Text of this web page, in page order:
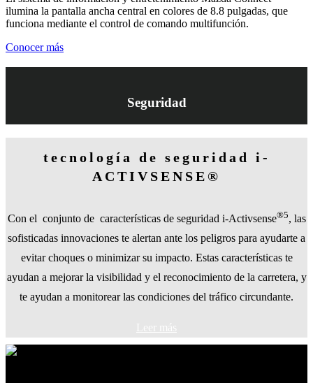
ilumina la pantalla ancha central en colores de 8.8 pulgadas, que
funciona mediante el control de comando multifunción.
Conocer más
Seguridad
tecnología de seguridad i -
ACTIVSENSE®
Con el conjunto decaracterísticas de seguridad i-Activsense®5, las
sofisticadas innovaciones te alertan ante los peligros para ayudarte a
evitar choques o minimizar su impacto. Estas características te
ayudan a mejorar la visibilidad y el reconocimiento de la carretera, y
te ayudan a monitorear las condiciones del tráfico circundante.
Leer más